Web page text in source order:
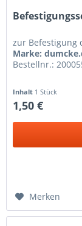
zur Befestigung
Marke:
Bestellnr.:
Inhalt 1 Stück
1,50 €
Merken